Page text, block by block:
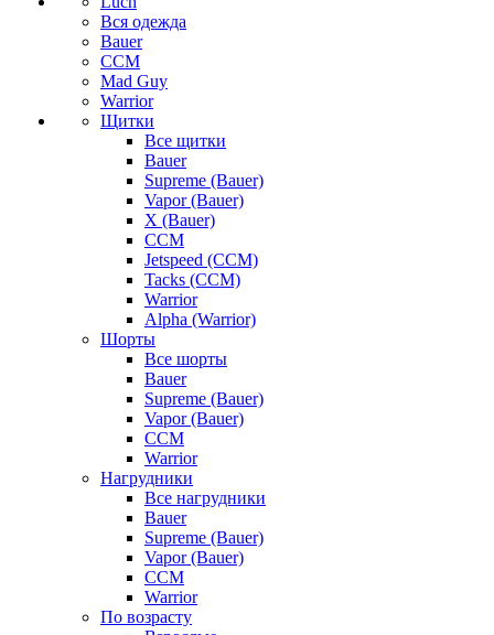
Вся одежда
Bauer
CCM
Mad Guy
Warrior
Щитки
Все щитки
Bauer
Supreme (Bauer)
Vapor (Bauer)
X (Bauer)
CCM
Jetspeed (CCM)
Tacks (CCM)
Warrior
Alpha (Warrior)
Шорты
Все шорты
Bauer
Supreme (Bauer)
Vapor (Bauer)
CCM
Warrior
Нагрудники
Все нагрудники
Bauer
Supreme (Bauer)
Vapor (Bauer)
CCM
Warrior
По возрасту